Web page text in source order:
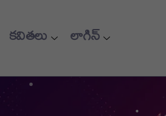
కవితలు లాగిన్